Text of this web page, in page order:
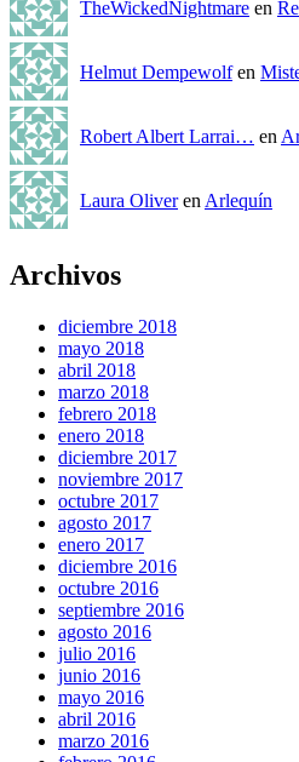
TheWickedNightmare en
Helmut Dempewolfen
Robert Albert Larrai… en
Laura Oliveren Arlequín
Archivos
diciembre 2018
mayo 2018
abril 2018
marzo 2018
febrero 2018
enero 2018
diciembre 2017
noviembre 2017
octubre 2017
agosto 2017
enero 2017
diciembre 2016
octubre 2016
septiembre 2016
agosto 2016
julio 2016
junio 2016
mayo 2016
abril 2016
marzo 2016